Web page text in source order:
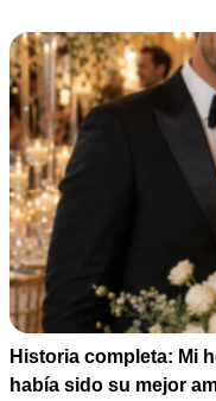
Historia completa: Mi
había sido su mejor